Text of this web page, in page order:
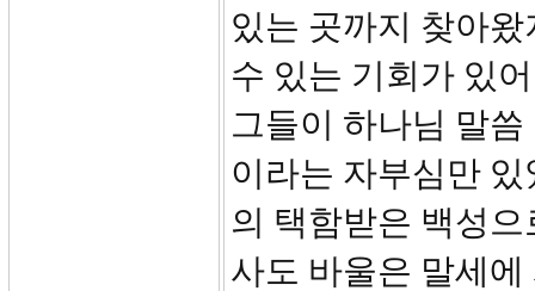
있는 곳까지 찾아
수 있는 기회가 있
그들이 하나님 말
이라는 자부심만
의 택함받은 백성
사도 바울은 말세